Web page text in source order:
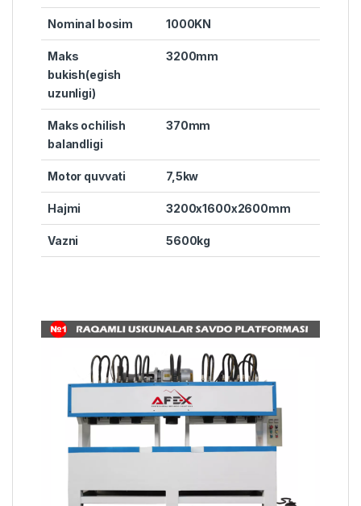
Nominal bosim 1000KN
Maks
bukish(egish
uzunligi)
3200mm
Maks ochilish
balandligi
370mm
Motor quvvati 7,5kw
Hajmi 3200x1600x2600mm
Vazni 5600kg